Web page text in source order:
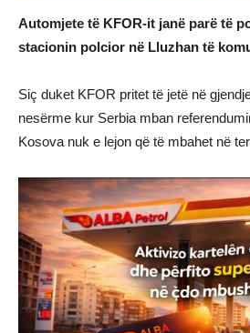
Automjete të KFOR-it janë parë të
stacionin polcior në Lluzhan të
Siç duket KFOR pritet të jetë në
nesërme kur Serbia mban
Kosova nuk e lejon që të mbahet në